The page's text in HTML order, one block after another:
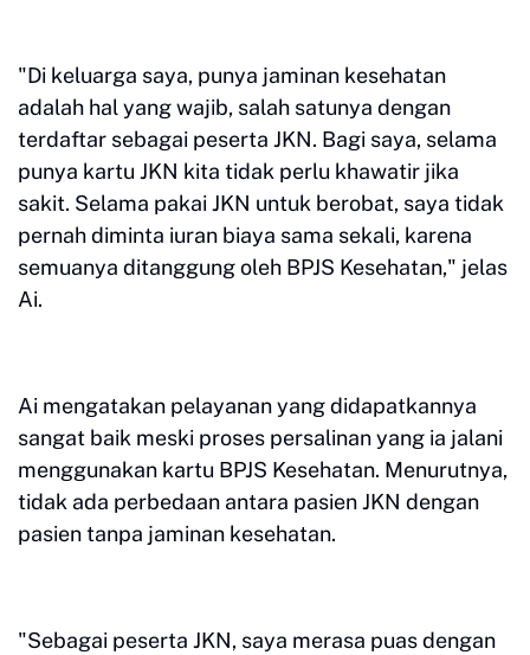
"Di keluarga saya, punya jaminan kesehatan
adalah hal yang wajib, salah satunya dengan
terdaftar sebagai peserta JKN. Bagi saya, selama
punya kartu JKN kita tidak perlu khawatir jika
sakit. Selama pakai JKN untuk berobat, saya tidak
pernah diminta iuran biaya sama sekali, karena
semuanya ditanggung oleh BPJS Kesehatan," jelas
Ai.
Ai mengatakan pelayanan yang didapatkannya
sangat baik meski proses persalinan yang ia jalani
menggunakan kartu BPJS Kesehatan. Menurutnya,
tidak ada perbedaan antara pasien JKN dengan
pasien tanpa jaminan kesehatan.
"Sebagai peserta JKN, saya merasa puas dengan